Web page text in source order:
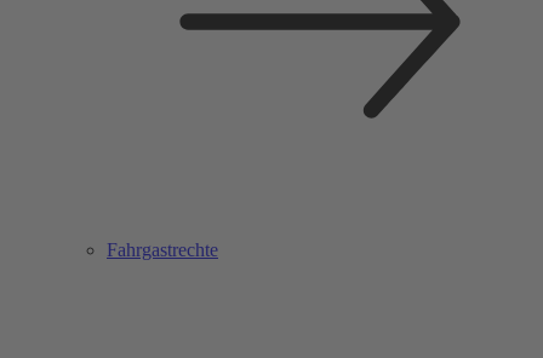
Fahrgastrechte